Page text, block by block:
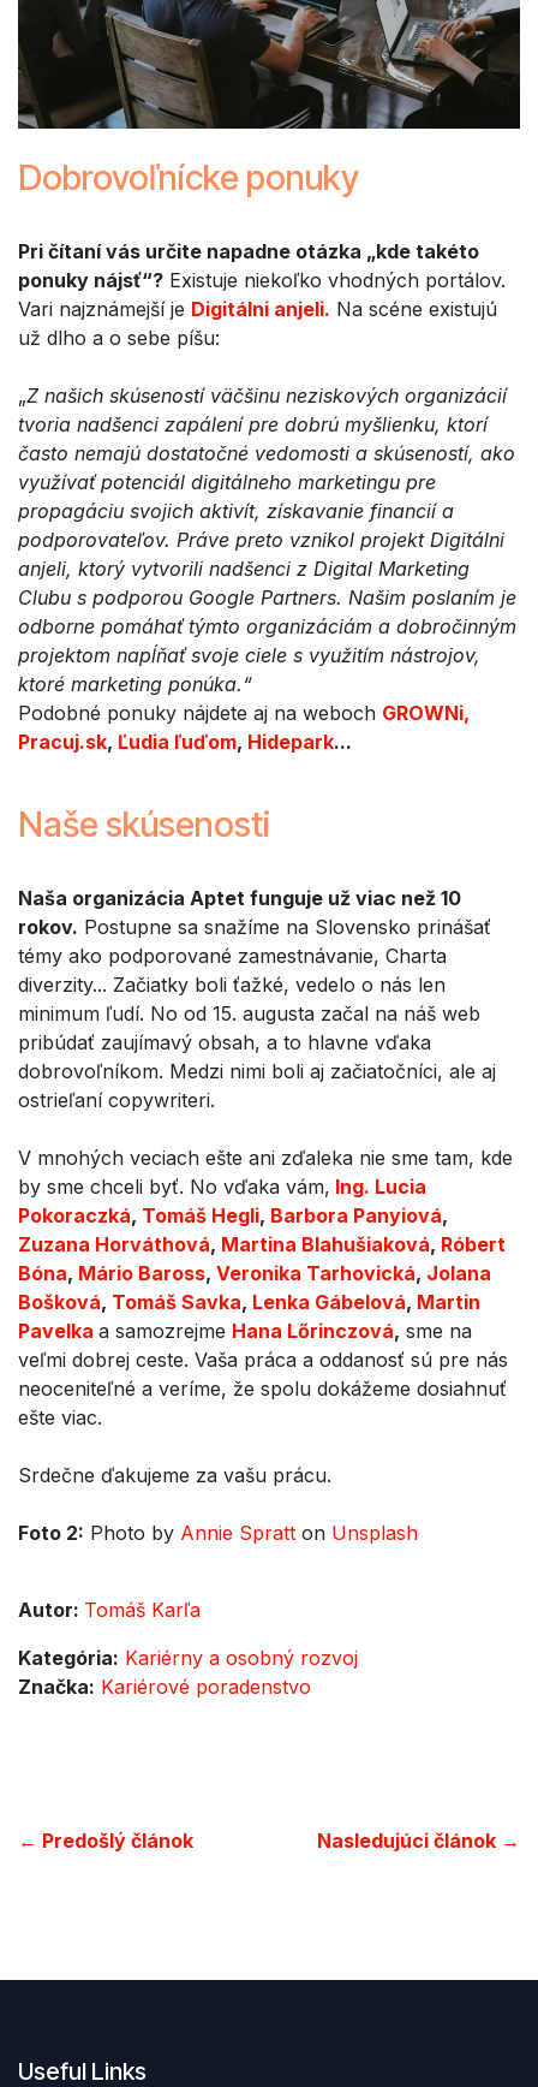
Dobrovoľnícke ponuky
Pri čítaní vás určite napadne otázka „kde takéto
ponuky nájsť“? Existuje niekoľko vhodných portálov.
Vari najznámejší je Digitálni anjeli. Na scéne existujú
už dlho a o sebe píšu:
„Z našich skúseností väčšinu neziskových organizácií
tvoria nadšenci zapálení pre dobrú myšlienku, ktorí
často nemajú dostatočné vedomosti a skúseností, ako
využívať potenciál digitálneho marketingu pre
propagáciu svojich aktivít, získavanie financií a
podporovateľov. Práve preto vznikol projekt Digitálni
anjeli, ktorý vytvorili nadšenci z Digital Marketing
Clubu s podporou Google Partners. Našim poslaním je
odborne pomáhať týmto organizáciám a dobročinným
projektom napĺňať svoje ciele s využitím nástrojov,
ktoré marketing ponúka.“
Podobné ponuky nájdete aj na weboch GROWNi,
Pracuj.sk, Ľudia ľuďom, Hidepark...
Naše skúsenosti
Naša organizácia Aptet funguje už viac než 10
rokov. Postupne sa snažíme na Slovensko prinášať
témy ako podporované zamestnávanie, Charta
diverzity... Začiatky boli ťažké, vedelo o nás len
minimum ľudí. No od 15. augusta začal na náš web
pribúdať zaujímavý obsah, a to hlavne vďaka
dobrovoľníkom. Medzi nimi boli aj začiatočníci, ale aj
ostrieľaní copywriteri.
V mnohých veciach ešte ani zďaleka nie sme tam, kde
by sme chceli byť. No vďaka vám, Ing. Lucia
Pokoraczká, Tomáš Hegli, Barbora Panyiová,
Zuzana Horváthová, Martina Blahušiaková, Róbert
Bóna, Mário Baross, Veronika Tarhovická, Jolana
Bošková, Tomáš Savka, Lenka Gábelová, Martin
Pavelka a samozrejme Hana Lőrinczová, sme na
veľmi dobrej ceste. Vaša práca a oddanosť sú pre nás
neoceniteľné a veríme, že spolu dokážeme dosiahnuť
ešte viac.
Srdečne ďakujeme za vašu prácu.
Foto 2: Photo by Annie Spratt on Unsplash
Autor: Tomáš Karľa
Kategória: Kariérny a osobný rozvoj
Značka: Kariérové poradenstvo
← Predošlý článok Nasledujúci článok →
Useful Links